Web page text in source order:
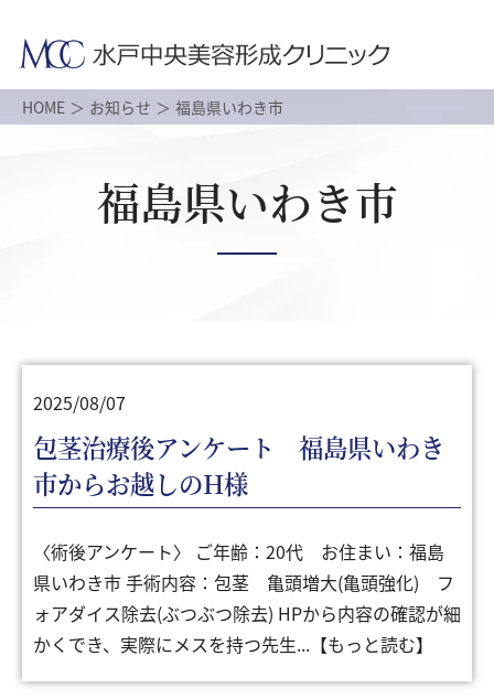
HOME お知らせ 福島県いわき市
福島県いわき市
2025/08/07
包茎治療後アンケート 福島県いわき
市からお越しのH様
〈術後アンケート〉 ご年齢：20代 お住まい：福島
県いわき市 手術内容：包茎 亀頭増大(亀頭強化) フ
ォアダイス除去(ぶつぶつ除去) HPから内容の確認が細
かくでき、実際にメスを持つ先生...【もっと読む】